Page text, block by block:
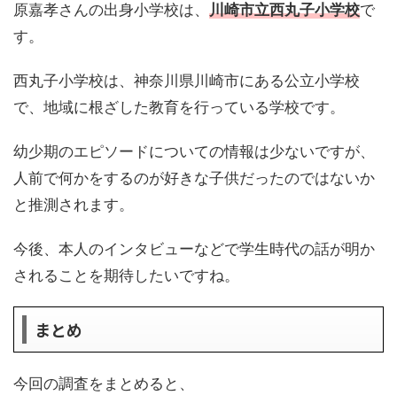
原嘉孝さんの出身小学校は、 川崎市立西丸子小学校で
す。
西丸子小学校は、神奈川県川崎市にある公立小学校
で、地域に根ざした教育を行っている学校です。
幼少期のエピソードについての情報は少ないですが、
人前で何かをするのが好きな子供だったのではないか
と推測されます。
今後、本人のインタビューなどで学生時代の話が明か
されることを期待したいですね。
まとめ
今回の調査をまとめると、